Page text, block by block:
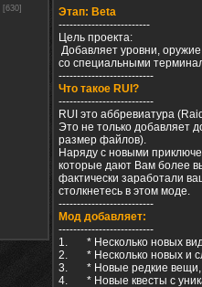
[630]
Этап: Beta
-------------------------
Цель проекта:
Добавляет уровни,
со специальными
--------------------------
Что такое RUI?
--------------------------
RUI это аббревиатура
Это не только добавляет
размер файлов).
Наряду с новыми
которые дают Вам более
фактически заработали
столкнетесь в этом моде.
--------------------------
Мод добавляет:
--------------------------
1. * Несколько новых
2. * Несколько новых и
3. * Новые редкие вещи,
4. * Новые квесты с